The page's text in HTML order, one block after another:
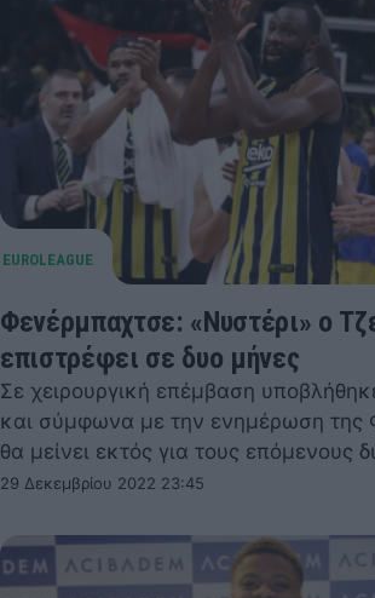
Φενέρμπαχτσε: «Νυστέρι» ο
επιστρέφει σε δυο μήνες
Σε χειρουργική επέμβαση
και σύμφωνα με την ενημέρωση της
θα μείνει εκτός για τους επόμενους
29 Δεκεμβρίου 2022 23:45